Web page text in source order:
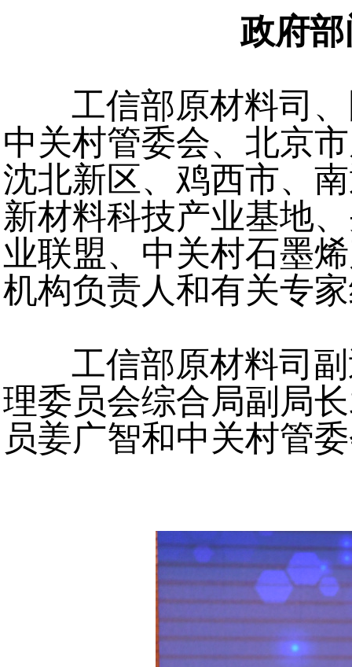
政府
工信部原材料司、
中关村管委会、北京
沈北新区、鸡西市、
新材料科技产业基地
业联盟、中关村石墨
机构负责人和有关专
工信部原材料司副
理委员会综合局副局
员姜广智和中关村管